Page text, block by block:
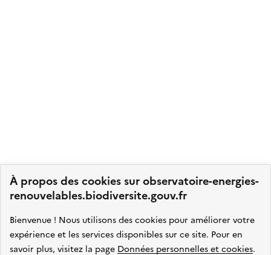
À propos des cookies sur observatoire-energies-
renouvelables.biodiversite.gouv.fr
Bienvenue ! Nous utilisons des cookies pour améliorer votre
expérience et les services disponibles sur ce site. Pour en
savoir plus, visitez la page Données personnelles et cookies.